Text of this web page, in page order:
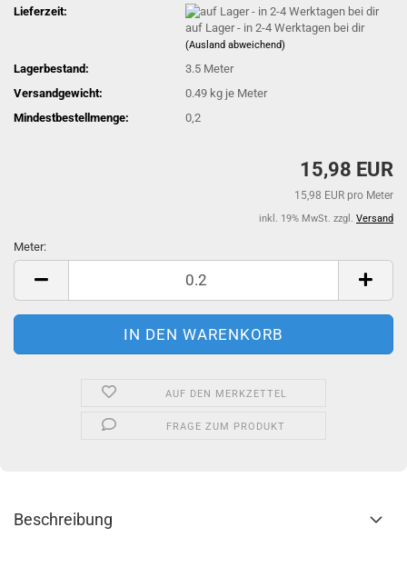
Lieferzeit:
auf Lager - in 2-4 Werktagen bei dir
(Ausland abweichend)
Lagerbestand: 3.5 Meter
Versandgewicht:
0.49 kg je Meter
Mindestbestellmenge:
0,2
15,98 EUR
15,98 EUR pro Meter
inkl. 19% MwSt. zzgl. Versand
Meter:
Meter
AUF DEN MERKZETTEL
FRAGE ZUM PRODUKT
Beschreibung